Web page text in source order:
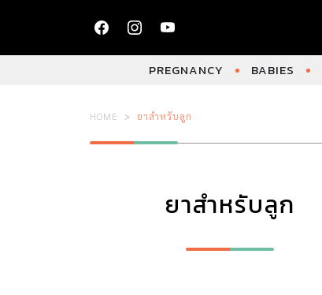
PREGNANCY BABIES
HOME ยาสำหรับลูก
ยาสำหรับลูก